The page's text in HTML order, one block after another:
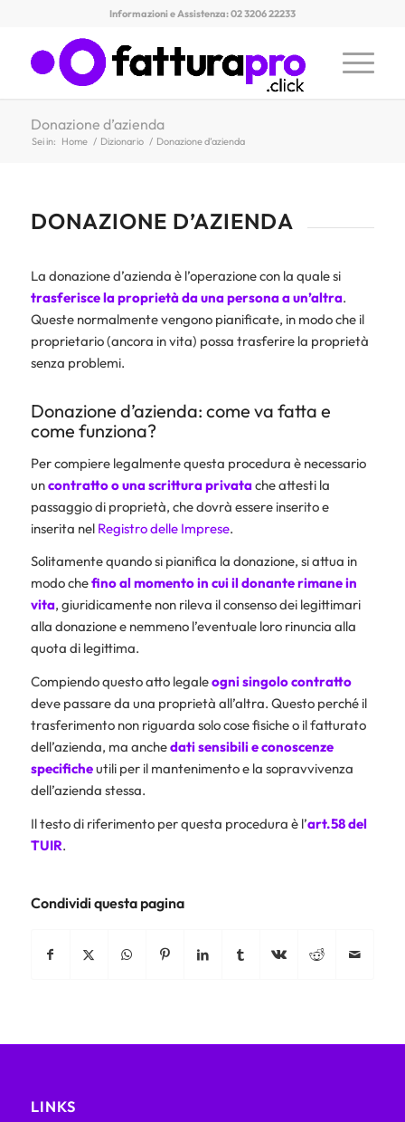
Informazioni e Assistenza: 02 3206 22233
Donazione d’azienda
Sei in: Home / Dizionario / Donazione d’azienda
DONAZIONE D’AZIENDA
La donazione d’azienda è l’operazione con la quale si
trasferisce la proprietà da una persona a un’altra.
Queste normalmente vengono pianificate, in modo che il
proprietario (ancora in vita) possa trasferire la proprietà
senza problemi.
Donazione d’azienda: come va fatta e
come funziona?
Per compiere legalmente questa procedura è necessario
uncontratto o una scrittura privatache attesti la
passaggio di proprietà, che dovrà essere inserito e
inserita nel Registro delle Imprese.
Solitamente quando si pianifica la donazione, si attua in
modo chefino al momento in cui il donante rimane in
vita, giuridicamente non rileva il consenso dei legittimari
alla donazione e nemmeno l’eventuale loro rinuncia alla
quota di legittima.
Compiendo questo atto legaleogni singolo contratto
deve passare da una proprietà all’altra. Questo perché il
trasferimento non riguarda solo cose fisiche o il fatturato
dell’azienda, ma anchedati sensibili e conoscenze
specificheutili per il mantenimento e la sopravvivenza
dell’azienda stessa.
Il testo di riferimento per questa procedura è l’art.58 del
TUIR.
Condividi questa pagina
LINKS